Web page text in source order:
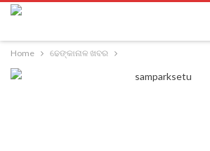
Home ଢେଙ୍କାନାଳ ଖବର